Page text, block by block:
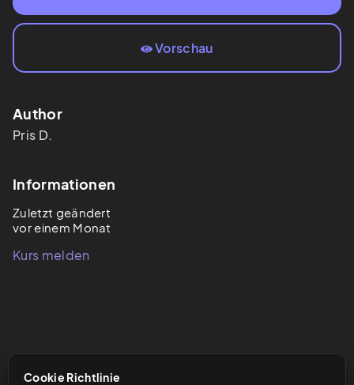
Cookie Richtlinie
Vorschau
Author
Pris D.
Informationen
Zuletzt geändert
vor einem Monat
Kurs melden